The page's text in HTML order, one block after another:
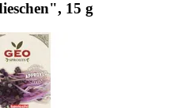
15 g